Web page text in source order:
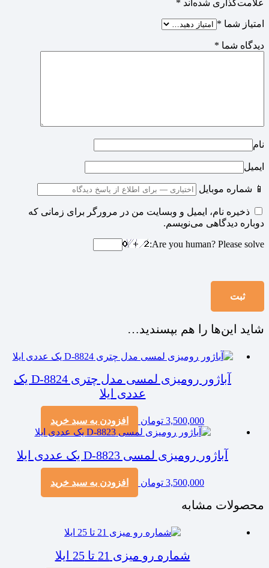
علامت‌گذاری شده‌اند *
امتیاز شما *
دیدگاه شما *
نام
ایمیل
📱 شماره موبایل
ذخیره نام، ایمیل و وبسایت من در مرورگر برای زمانی که
دوباره دیدگاهی می‌نویسم.
Are you human? Please solve:
شاید این‌ها را هم بپسندید…
آباژور رومیزی لمسی مدل چتری D-8824 یک
عددی ایلا
3,500,000 تومان افزودن به سبد خرید
آباژور رومیزی لمسی D-8823 یک عددی ایلا
3,500,000 تومان افزودن به سبد خرید
محصولات مشابه
شماره رو میزی 21 تا 25 ایلا